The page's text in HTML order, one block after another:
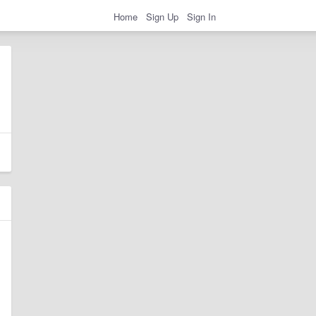
Home Sign Up Sign In